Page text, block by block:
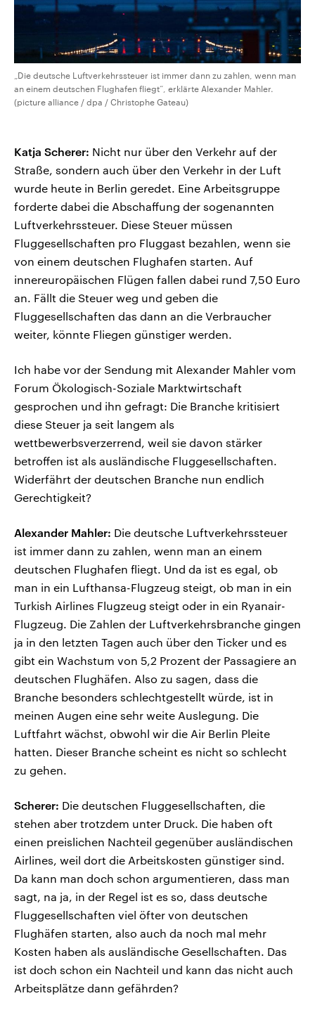
„Die deutsche Luftverkehrssteuer ist immer dann zu zahlen, wenn man
an einem deutschen Flughafen fliegt“, erklärte Alexander Mahler.
(picture alliance / dpa / Christophe Gateau)
Katja Scherer: Nicht nur über den Verkehr auf der
Straße, sondern auch über den Verkehr in der Luft
wurde heute in Berlin geredet. Eine Arbeitsgruppe
forderte dabei die Abschaffung der sogenannten
Luftverkehrssteuer. Diese Steuer müssen
Fluggesellschaften pro Fluggast bezahlen, wenn sie
von einem deutschen Flughafen starten. Auf
innereuropäischen Flügen fallen dabei rund 7,50 Euro
an. Fällt die Steuer weg und geben die
Fluggesellschaften das dann an die Verbraucher
weiter, könnte Fliegen günstiger werden.
Ich habe vor der Sendung mit Alexander Mahler vom
Forum Ökologisch-Soziale Marktwirtschaft
gesprochen und ihn gefragt: Die Branche kritisiert
diese Steuer ja seit langem als
wettbewerbsverzerrend, weil sie davon stärker
betroffen ist als ausländische Fluggesellschaften.
Widerfährt der deutschen Branche nun endlich
Gerechtigkeit?
Alexander Mahler: Die deutsche Luftverkehrssteuer
ist immer dann zu zahlen, wenn man an einem
deutschen Flughafen fliegt. Und da ist es egal, ob
man in ein Lufthansa-Flugzeug steigt, ob man in ein
Turkish Airlines Flugzeug steigt oder in ein Ryanair-
Flugzeug. Die Zahlen der Luftverkehrsbranche gingen
ja in den letzten Tagen auch über den Ticker und es
gibt ein Wachstum von 5,2 Prozent der Passagiere an
deutschen Flughäfen. Also zu sagen, dass die
Branche besonders schlechtgestellt würde, ist in
meinen Augen eine sehr weite Auslegung. Die
Luftfahrt wächst, obwohl wir die Air Berlin Pleite
hatten. Dieser Branche scheint es nicht so schlecht
zu gehen.
Scherer: Die deutschen Fluggesellschaften, die
stehen aber trotzdem unter Druck. Die haben oft
einen preislichen Nachteil gegenüber ausländischen
Airlines, weil dort die Arbeitskosten günstiger sind.
Da kann man doch schon argumentieren, dass man
sagt, na ja, in der Regel ist es so, dass deutsche
Fluggesellschaften viel öfter von deutschen
Flughäfen starten, also auch da noch mal mehr
Kosten haben als ausländische Gesellschaften. Das
ist doch schon ein Nachteil und kann das nicht auch
Arbeitsplätze dann gefährden?